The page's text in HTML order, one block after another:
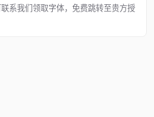
系我们领取字体，免费跳转至贵方授